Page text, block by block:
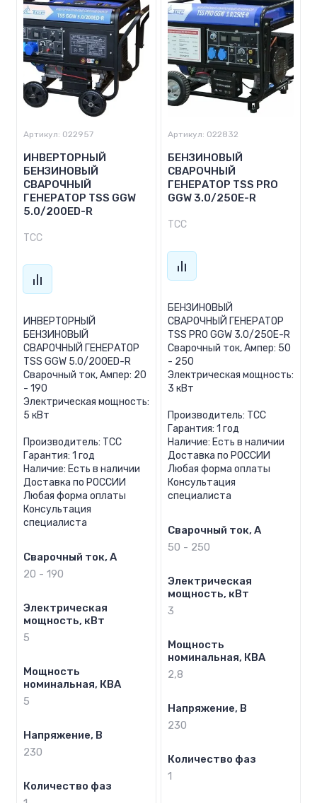
Артикул: 022957
ИНВЕРТОРНЫЙ
БЕНЗИНОВЫЙ
СВАРОЧНЫЙ
ГЕНЕРАТОР TSS GGW
5.0/200ED-R
ТСС
ИНВЕРТОРНЫЙ
БЕНЗИНОВЫЙ
СВАРОЧНЫЙ ГЕНЕРАТОР
TSS GGW 5.0/200ED-R
Сварочный ток, Ампер: 20
- 190
Электрическая мощность:
5 кВт
Производитель: ТСС
Гарантия: 1 год
Наличие: Есть в наличии
Доставка по РОССИИ
Любая форма оплаты
Консультация
специалиста
Сварочный ток, А
20 - 190
Электрическая
мощность, кВт
5
Мощность
номинальная, КВА
5
Напряжение, В
230
Количество фаз
Артикул: 022832
БЕНЗИНОВЫЙ
СВАРОЧНЫЙ
ГЕНЕРАТОР TSS PRO
GGW 3.0/250E-R
ТСС
БЕНЗИНОВЫЙ
СВАРОЧНЫЙ ГЕНЕРАТОР
TSS PRO GGW 3.0/250E-R
Сварочный ток, Ампер: 50
- 250
Электрическая мощность:
3 кВт
Производитель: ТСС
Гарантия: 1 год
Наличие: Есть в наличии
Доставка по РОССИИ
Любая форма оплаты
Консультация
специалиста
Сварочный ток, А
50 - 250
Электрическая
мощность, кВт
3
Мощность
номинальная, КВА
2,8
Напряжение, В
230
Количество фаз
1